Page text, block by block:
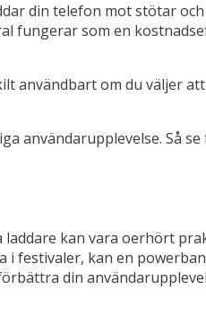
din telefon mot stötar
fungerar som en
användbart om du väljer
användarupplevelse. Så
kan vara oerhört
i festivaler, kan en
din